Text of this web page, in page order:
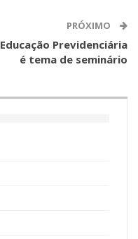
PRÓXIMO
Educação Previdenciária
é tema de seminário